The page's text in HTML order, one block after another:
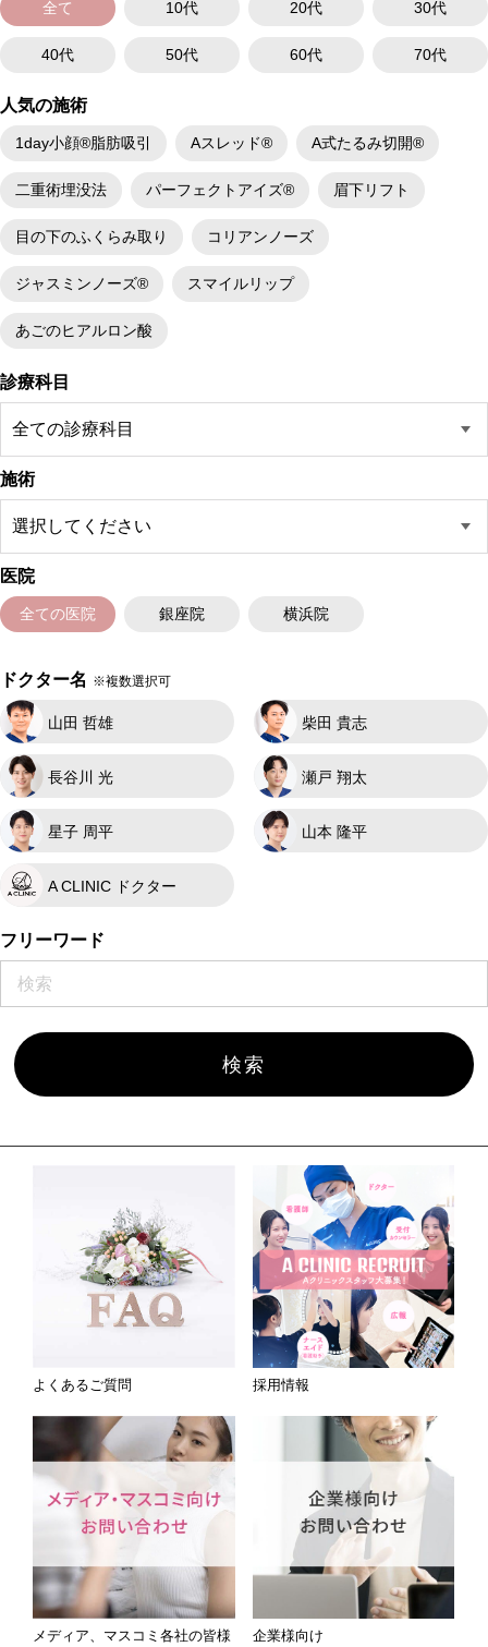
全て 10代 20代 30代
40代 50代 60代 70代
人気の施術
1day小顔®脂肪吸引 Aスレッド® A式たるみ切開®
二重術埋没法 パーフェクトアイズ® 眉下リフト
目の下のふくらみ取り コリアンノーズ
ジャスミンノーズ® スマイルリップ
あごのヒアルロン酸
診療科目
施術
医院
全ての医院 銀座院 横浜院
ドクター名 ※複数選択可
山田 哲雄 柴田 貴志
長谷川 光 瀬戸 翔太
星子 周平 山本 隆平
A CLINIC ドクター
フリーワード
よくあるご質問 採用情報
メディア、マスコミ各社の皆様
企業様向け